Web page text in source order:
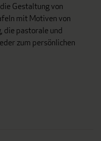
Gestaltung von
mit Motiven von
die pastorale und
zum persönlichen